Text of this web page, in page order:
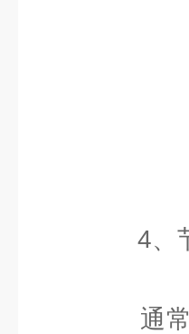
4、节
通常